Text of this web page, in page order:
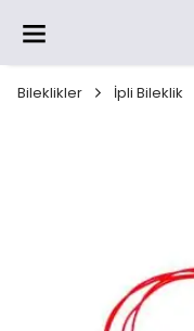
Bileklikler İpli Bileklik